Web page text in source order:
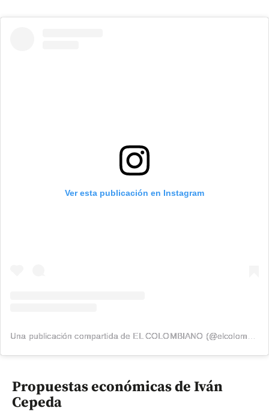
Ver esta publicación en Instagram
Propuestas económicas de Iván
Cepeda